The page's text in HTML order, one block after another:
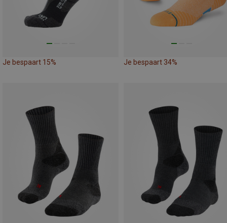
Je bespaart 15% Je bespaart 34%